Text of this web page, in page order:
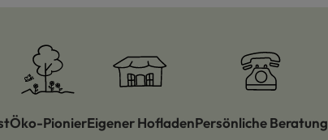
Öko-PionierEigener HofladenPersönliche Beratung